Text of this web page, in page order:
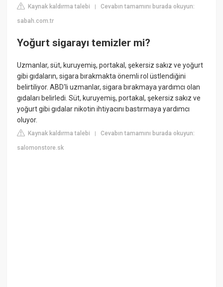
Kaynak kaldırma talebi |Cevabın tamamını burada okuyun:
sabah.com.tr
Yoğurt sigarayı temizler mi?
Uzmanlar, süt, kuruyemiş, portakal, şekersiz sakız ve yoğurt
gibi gıdaların, sigara bırakmakta önemli rol üstlendiğini
belirtiliyor. ABD'li uzmanlar, sigara bırakmaya yardımcı olan
gıdaları belirledi. Süt, kuruyemiş, portakal, şekersiz sakız ve
yoğurt gibi gıdalar nikotin ihtiyacını bastırmaya yardımcı
oluyor.
Kaynak kaldırma talebi |Cevabın tamamını burada okuyun:
salomonstore.sk